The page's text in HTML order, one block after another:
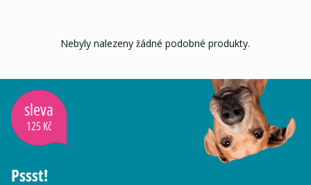
Nebyly nalezeny žádné podobné produkty.
sleva
125 Kč
Pssst!